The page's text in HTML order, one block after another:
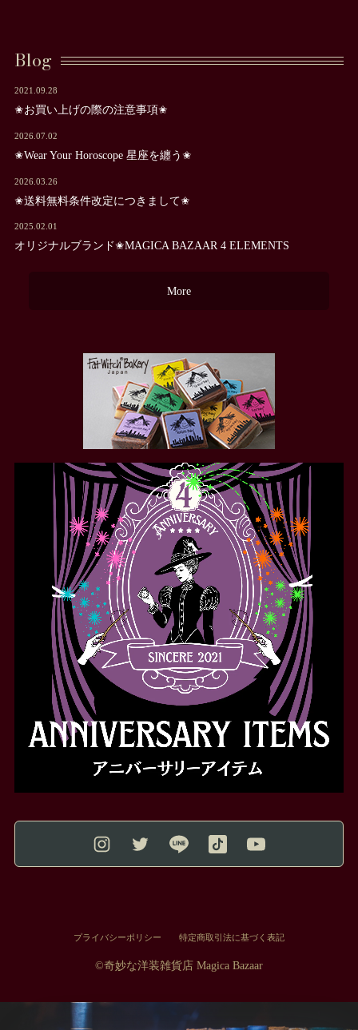
Blog
2021.09.28
✬お買い上げの際の注意事項✬
2026.07.02
✬Wear Your Horoscope 星座を纏う✬
2026.03.26
✬送料無料条件改定につきまして✬
2025.02.01
オリジナルブランド✬MAGICA BAZAAR 4 ELEMENTS
More
プライバシーポリシー 特定商取引法に基づく表記
©︎奇妙な洋装雑貨店 Magica Bazaar